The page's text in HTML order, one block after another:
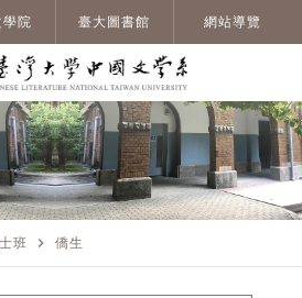
院 臺大圖書館 網站導覽
班 navigate_next 僑生